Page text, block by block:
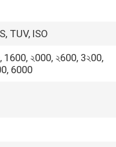
TUV, ISO
1600, ২000, ২600, 3২00,
6000